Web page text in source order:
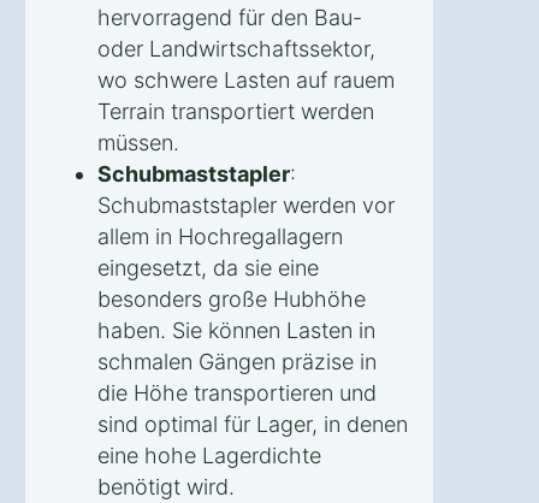
hervorragend für den Bau-
oder Landwirtschaftssektor,
wo schwere Lasten auf rauem
Terrain transportiert werden
müssen.
Schubmaststapler:
Schubmaststapler werden vor
allem in Hochregallagern
eingesetzt, da sie eine
besonders große Hubhöhe
haben. Sie können Lasten in
schmalen Gängen präzise in
die Höhe transportieren und
sind optimal für Lager, in denen
eine hohe Lagerdichte
benötigt wird.